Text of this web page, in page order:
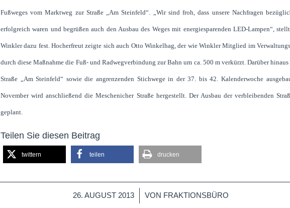
Fußweges vom Marktweg zur Straße „Am Steinfeld“. „Wir sind froh, dass unsere Nachfragen
erfolgreich waren und begrüßen auch den Ausbau des Weges mit energiesparenden LED-Lampen“,
Winkler dazu fest. Hocherfreut zeigte sich auch Otto Winkelhag, der wie Winkler Mitglied im
durch diese Maßnahme die Fuß- und Radwegverbindung zur Bahn um ca. 500 m verkürzt. Darüber hinaus
Straße „Am Steinfeld“ sowie die angrenzenden Stichwege in der 37. bis 42. Kalenderwoche
November wird anschließend die Meschenicher Straße hergestellt. Der Ausbau der verbleibenden
geplant.
Teilen Sie diesen Beitrag
twittern teilen drucken
26. AUGUST 2013
/ VON FRAKTIONSBÜRO